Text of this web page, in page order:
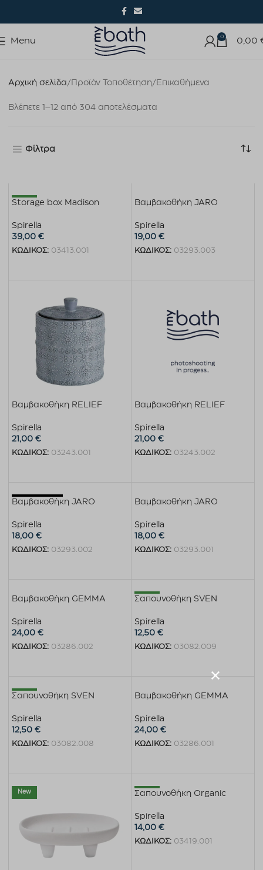
Menu 0 0,00
Αρχική σελίδα Προϊόν Τοποθέτηση Επικαθήμενα
Βλέπετε 1–12 από 304 αποτελέσματα
Φίλτρα
New
Storage box Madison
Spirella
39,00 €
ΚΩΔΙΚΟΣ: 03413.001
Βαμβακοθήκη JARO
Spirella
19,00€
ΚΩΔΙΚΟΣ: 03293.003
Βαμβακοθήκη RELIEF
Spirella
21,00 €
ΚΩΔΙΚΟΣ: 03243.001
Βαμβακοθήκη RELIEF
Spirella
21,00€
ΚΩΔΙΚΟΣ: 03243.002
Εξαντλημένο
Βαμβακοθήκη JARO
Spirella
18,00 €
ΚΩΔΙΚΟΣ: 03293.002
Βαμβακοθήκη JARO
Spirella
18,00€
ΚΩΔΙΚΟΣ: 03293.001
Βαμβακοθήκη GEMMA
Spirella
24,00 €
ΚΩΔΙΚΟΣ: 03286.002
New
Σαπουνοθήκη SVEN
Spirella
12,50€
ΚΩΔΙΚΟΣ: 03082.009
New
Σαπουνοθήκη SVEN
Spirella
12,50 €
ΚΩΔΙΚΟΣ: 03082.008
Βαμβακοθήκη GEMMA
Spirella
24,00€
ΚΩΔΙΚΟΣ: 03286.001
New New
Σαπουνοθήκη Organic
Spirella
14,00€
ΚΩΔΙΚΟΣ: 03419.001